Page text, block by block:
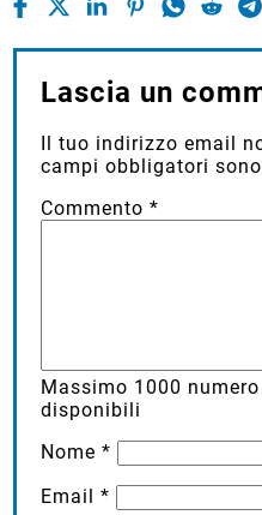
Lascia un
Il tuo indirizzo email
campi obbligatori
Commento*
Massimo 1000
disponibili
Nome*
Email*